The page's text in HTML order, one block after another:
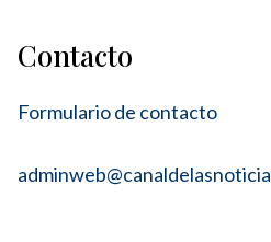
Contacto
Formulario de contacto